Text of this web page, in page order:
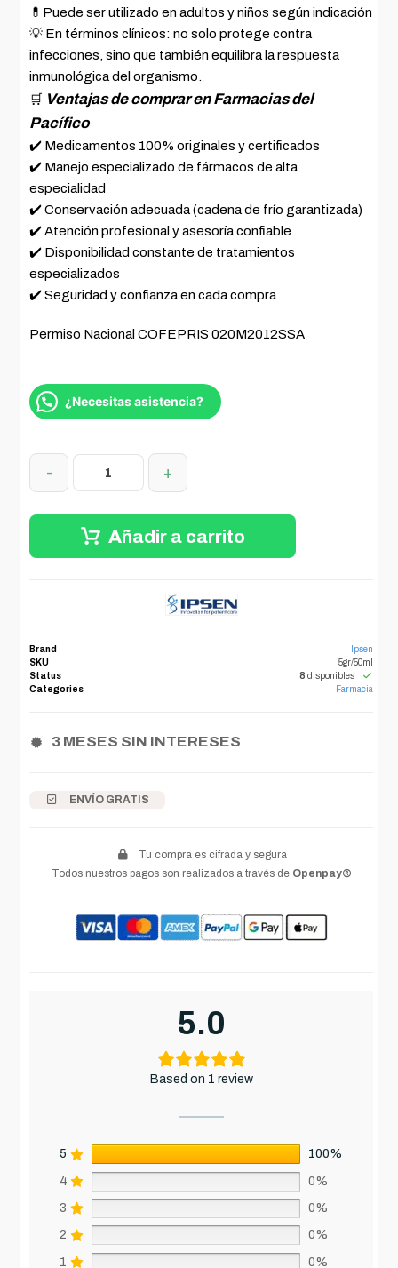
💊Puede ser utilizado en adultos y niños según indicación
💡 En términos clínicos: no solo protege contra
infecciones, sino que también equilibra la respuesta
inmunológica del organismo.
🛒 Ventajas de comprar en Farmacias del
Pacífico
✔️ Medicamentos 100% originales y certificados
✔️ Manejo especializado de fármacos de alta
especialidad
✔️ Conservación adecuada (cadena de frío garantizada)
✔️ Atención profesional y asesoría confiable
✔️ Disponibilidad constante de tratamientos
especializados
✔️ Seguridad y confianza en cada compra
Permiso Nacional COFEPRIS 020M2012SSA
¿Necesitas asistencia?
- +
Añadir a carrito
Brand
Ipsen
SKU
5gr/50ml
Status
8 disponibles
Categories
Farmacia
3 MESES SIN INTERESES
ENVÍO GRATIS
Tu compra es cifrada y segura
Todos nuestros pagos son realizados a través de Openpay®
5.0
Based on 1 review
5 100%
4 0%
3 0%
2 0%
1 0%